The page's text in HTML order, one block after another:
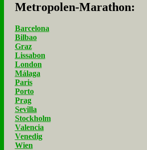
Me­tro­po­len-Ma­ra­thon:
Barcelona
Bilbao
Graz
Lissabon
London
Málaga
Paris
Porto
Prag
Sevilla
Stockholm
Valencia
Venedig
Wien